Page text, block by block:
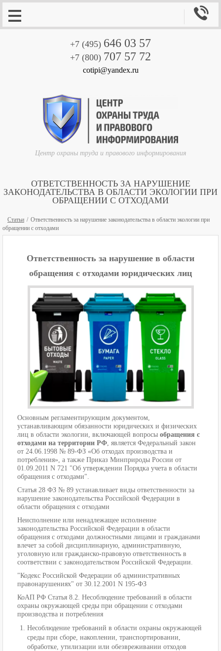
+7 (495) 646 03 57
+7 (800) 707 57 72
cotipi@yandex.ru
Центр охраны труда и правового информирования

ОТВЕТСТВЕННОСТЬ ЗА НАРУШЕНИЕ
ЗАКОНОДАТЕЛЬСТВА В ОБЛАСТИ ЭКОЛОГИИ ПРИ
ОБРАЩЕНИИ С ОТХОДАМИ
Статьи
Ответственность за нарушение законодательства в области экологии при
обращении с отходами
Ответственность за нарушение в области
обращения с отходами юридических лиц
Основным регламентирующим документом,
устанавливающим обязанности юридических и физических
лиц в области экологии, включающей вопросы обращения с
отходами на территории РФ , является Федеральный закон
от 24.06.1998 № 89-ФЗ «Об отходах производства и
потребления», а также Приказ Минприроды России от
01.09.2011 N 721 "Об утверждении Порядка учета в области
обращения с отходами".
Статья 28 ФЗ № 89 устанавливает виды ответственности за
нарушение законодательства Российской Федерации в
области обращения с отходами
Неисполнение или ненадлежащее исполнение
законодательства Российской Федерации в области
обращения с отходами должностными лицами и гражданами
влечет за собой дисциплинарную, административную,
уголовную или гражданско-правовую ответственность в
соответствии с законодательством Российской Федерации.
"Кодекс Российской Федерации об административных
правонарушениях" от 30.12.2001 N 195-ФЗ
КоАП РФ Статья 8.2. Несоблюдение требований в области
охраны окружающей среды при обращении с отходами
производства и потребления
Несоблюдение требований в области охраны окружающей
среды при сборе, накоплении, транспортировании,
обработке, утилизации или обезвреживании отходов